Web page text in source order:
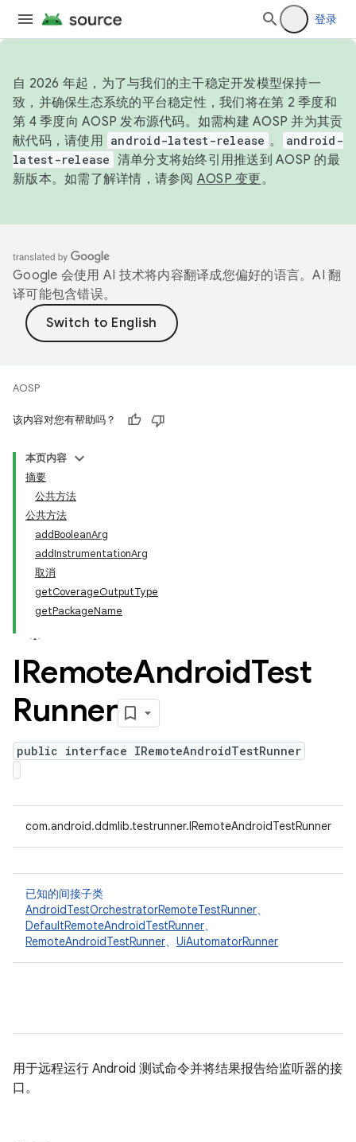
登录
自 2026 年起，为了与我们的主干稳定开发模型保持一
致，并确保生态系统的平台稳定性，我们将在第 2 季度和
第 4 季度向 AOSP 发布源代码。如需构建 AOSP 并为其贡
献代码，请使用 android-latest-release 。
android-
latest-release 清单分支将始终引用推送到 AOSP 的最
新版本。如需了解详情，请参阅 AOSP 变更。
Google 会使用 AI 技术将内容翻译成您偏好的语言。AI 翻
译可能包含错误。
AOSP
该内容对您有帮助吗？
本页内容
摘要
公共方法
公共方法
addBooleanArg
addInstrumentationArg
取消
getCoverageOutputType
getPackageName
IRemoteAndroidTest
Runner
public interface IRemoteAndroidTestRunner
com.android.ddmlib.testrunner.IRemoteAndroidTestRunner
已知的间接子类
AndroidTestOrchestratorRemoteTestRunner、
DefaultRemoteAndroidTestRunner、
RemoteAndroidTestRunner、 UiAutomatorRunner
用于远程运行 Android 测试命令并将结果报告给监听器的接
口。